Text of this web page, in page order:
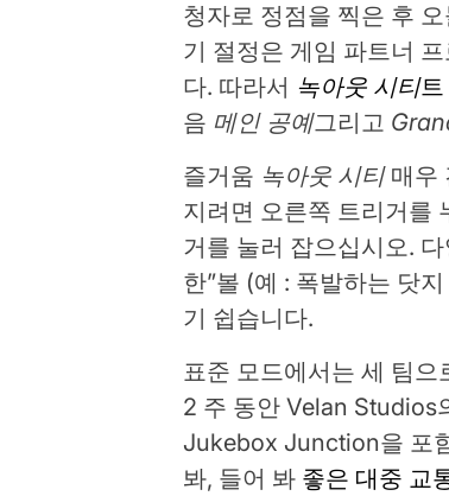
청자로 정점을 찍은 후
기 절정은 게임 파트너
다. 따라서 녹아웃 시티
음 메인 공예그리고
즐거움 녹아웃 시티매우
지려면 오른쪽 트리거를
거를 눌러 잡으십시오.
한”볼 (예 : 폭발하는 닷
기 쉽습니다.
표준 모드에서는 세 팀
2 주 동안 Velan Studios
Jukebox Junction을 포
봐, 들어 봐 좋은 대중 교